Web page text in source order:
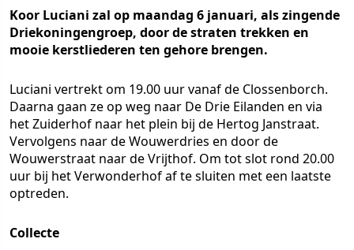
Koor Luciani zal op maandag 6 januari, als zingende
Driekoningengroep, door de straten trekken en
mooie kerstliederen ten gehore brengen.
Luciani vertrekt om 19.00 uur vanaf de Clossenborch.
Daarna gaan ze op weg naar De Drie Eilanden en via
het Zuiderhof naar het plein bij de Hertog Janstraat.
Vervolgens naar de Wouwerdries en door de
Wouwerstraat naar de Vrijthof. Om tot slot rond 20.00
uur bij het Verwonderhof af te sluiten met een laatste
optreden.
Collecte